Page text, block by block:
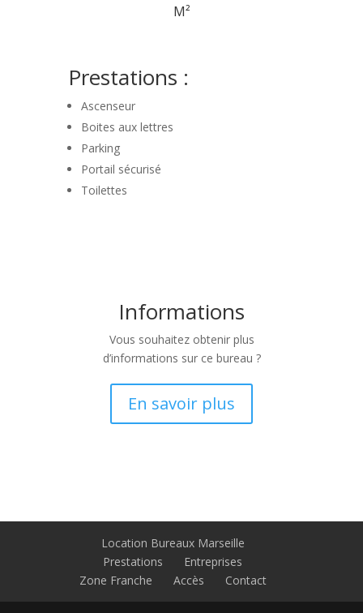
M²
Prestations :
Ascenseur
Boites aux lettres
Parking
Portail sécurisé
Toilettes
Informations
Vous souhaitez obtenir plus
d’informations sur ce bureau ?
En savoir plus
Location Bureaux Marseille
Prestations
Entreprises
Zone Franche
Accès Contact